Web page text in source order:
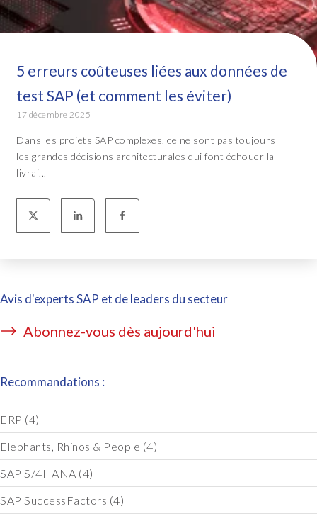
5 erreurs coûteuses liées aux données de
test SAP (et comment les éviter)
17 décembre 2025
Dans les projets SAP complexes, ce ne sont pas toujours
les grandes décisions architecturales qui font échouer la
livrai...
Avis d'experts SAP et de leaders du secteur
Abonnez-vous dès aujourd'hui
Recommandations :
ERP (4)
Elephants, Rhinos & People (4)
SAP S/4HANA (4)
SAP SuccessFactors (4)